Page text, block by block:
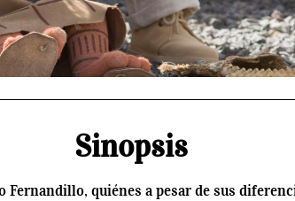
Sinopsis
quiénes a pesar de sus